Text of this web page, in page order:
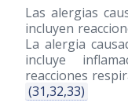
Las alergias
incluyen
La alergia
incluye
reacciones
(31,32,33)